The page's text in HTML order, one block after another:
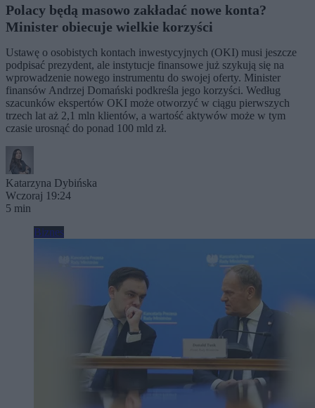
Polacy będą masowo zakładać nowe konta?
Minister obiecuje wielkie korzyści
Ustawę o osobistych kontach inwestycyjnych (OKI) musi jeszcze
podpisać prezydent, ale instytucje finansowe już szykują się na
wprowadzenie nowego instrumentu do swojej oferty. Minister
finansów Andrzej Domański podkreśla jego korzyści. Według
szacunków ekspertów OKI może otworzyć w ciągu pierwszych
trzech lat aż 2,1 mln klientów, a wartość aktywów może w tym
czasie urosnąć do ponad 100 mld zł.
Katarzyna Dybińska
Wczoraj 19:24
5 min
Biznes